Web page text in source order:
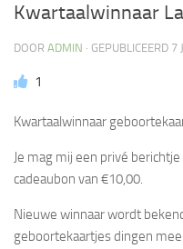
Kwartaalwinnaar
DOOR ADMIN · GEPUBLICEERD 7
1
Kwartaalwinnaar
Je mag mij een privé
cadeaubon van €10,00.
Nieuwe winnaar wordt
geboortekaartjes dingen